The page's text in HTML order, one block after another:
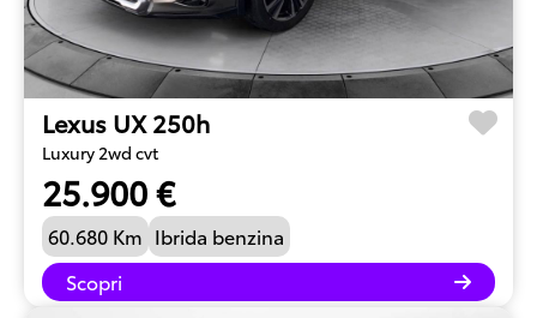
Lexus UX 250h
Luxury 2wd cvt
25.900 €
60.680 Km Ibrida benzina
Scopri